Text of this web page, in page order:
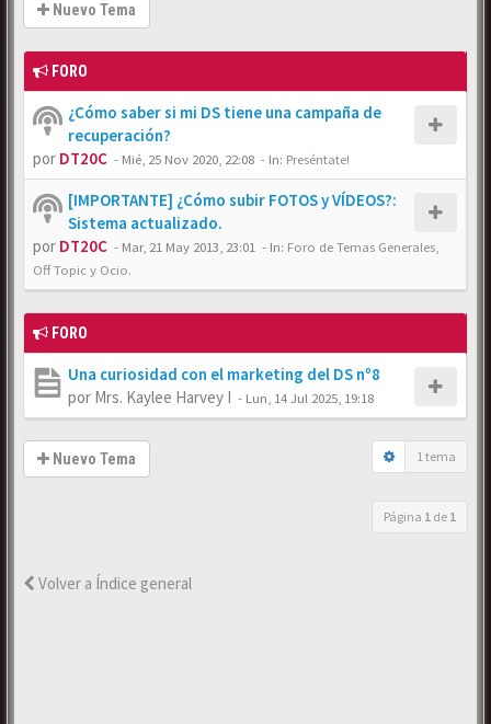
Nuevo Tema
FORO
¿Cómo saber si mi DS tiene una campaña de
recuperación?
por DT20C - Mié, 25 Nov 2020, 22:08 - In: Preséntate!
[IMPORTANTE] ¿Cómo subir FOTOS y VÍDEOS?:
Sistema actualizado.
por DT20C - Mar, 21 May 2013, 23:01 - In: Foro de Temas Generales,
Off Topic y Ocio.
FORO
Una curiosidad con el marketing del DS nº8
por Mrs. Kaylee Harvey I - Lun, 14 Jul 2025, 19:18
Nuevo Tema 1 tema
Página 1 de 1
Volver a Índice general